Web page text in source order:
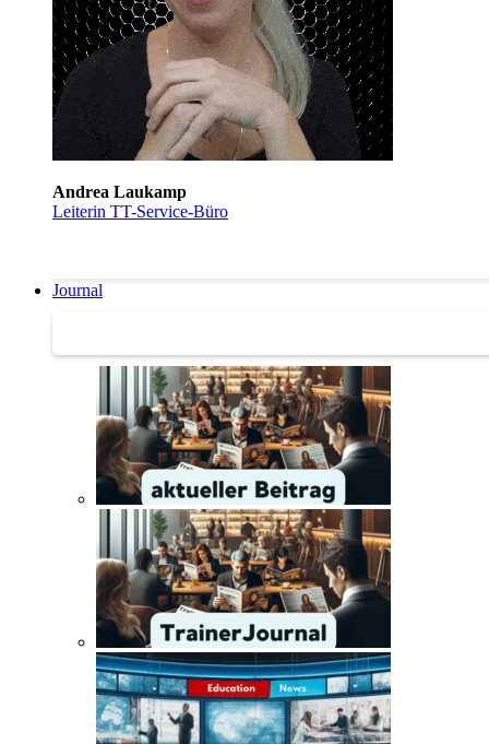
Andrea Laukamp
Leiterin TT-Service-Büro
Journal